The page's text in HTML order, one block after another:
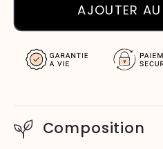
AJOUTER AU
Composition